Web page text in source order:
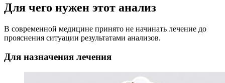
Для чего нужен этот анализ
В современной медицине принято не начинать лечение до
прояснения ситуации результатами анализов.
Для назначения лечения